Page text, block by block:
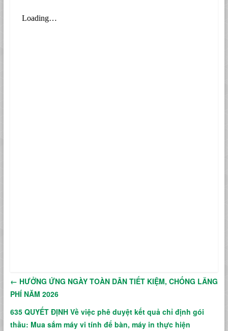
← HƯỞNG ỨNG NGÀY TOÀN DÂN TIẾT KIỆM, CHỐNG LÃNG
PHÍ NĂM 2026
635 QUYẾT ĐỊNH Về việc phê duyệt kết quả chỉ định gói
thầu: Mua sắm máy vi tính để bàn, máy in thực hiện